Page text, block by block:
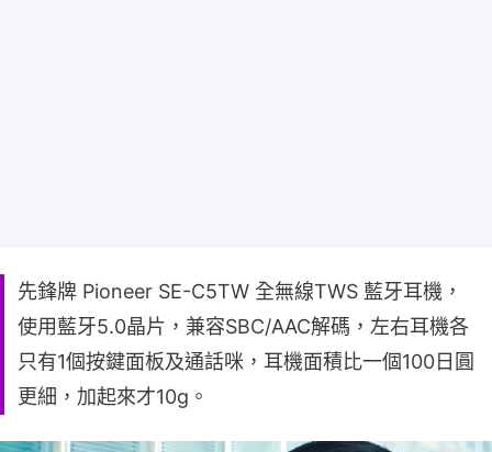
先鋒牌 Pioneer SE-C5TW 全無線TWS 藍牙耳機，
使用藍牙5.0晶片，兼容SBC/AAC解碼，左右耳機各
只有1個按鍵面板及通話咪，耳機面積比一個100日圓
更細，加起來才10g。